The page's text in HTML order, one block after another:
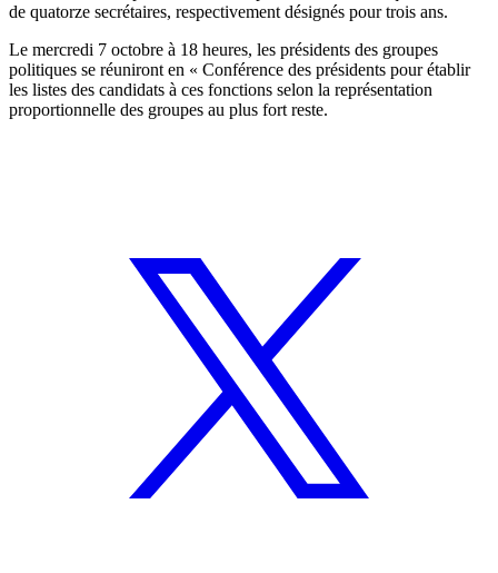
de quatorze secrétaires, respectivement désignés pour trois ans.
Le mercredi 7 octobre à 18 heures, les présidents des groupes
politiques se réuniront en « Conférence des présidents pour établir
les listes des candidats à ces fonctions selon la représentation
proportionnelle des groupes au plus fort reste.